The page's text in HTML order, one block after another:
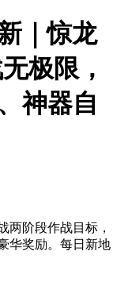
｜惊龙
极限，
神器自
两阶段作战目标，
华奖励。每日新地